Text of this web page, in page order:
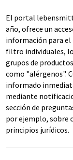
El portal
año, ofrece un
información para el
filtro individuales,
grupos de
como "alérgenos".
informado
mediante
sección de
por ejemplo, sobre
principios jurídicos.